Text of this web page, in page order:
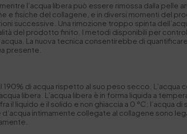
l’acqua libera può essere rimossa dalla pelle
e fisiche del collagene, e in diversi momenti del
successive. Una rimozione troppo spinta
del prodotto finito. I metodi disponibili per
La nuova tecnica consentirebbe di
presente.
di acqua rispetto al suo peso secco.
libera. L’acqua libera è in forma liquida a
il liquido e il solido e non ghiaccia a 0 °C; l’acqua
intimamente collegate al collagene sono